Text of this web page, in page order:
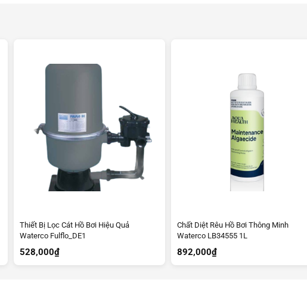
Thiết Bị Lọc Cát Hồ Bơi Hiệu Quả
Waterco Fulflo_DE1
528,000₫
Chất Diệt Rêu Hồ Bơi Thông Minh
Waterco LB34555 1L
892,000₫